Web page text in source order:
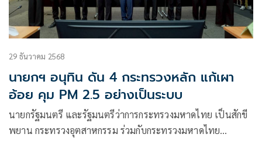
29 ธันวาคม 2568
นายกฯ อนุทิน ดัน 4 กระทรวงหลัก แก้เผา
อ้อย คุม PM 2.5 อย่างเป็นระบบ
นายกรัฐมนตรี และรัฐมนตรีว่าการกระทรวงมหาดไทย เป็นสักขี
พยาน กระทรวงอุตสาหกรรม ร่วมกับกระทรวงมหาดไทย